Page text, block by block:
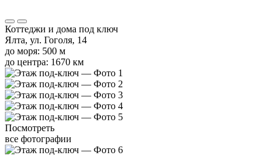
Коттеджи и дома под ключ
Ялта, ул. Гоголя, 14
до моря: 500 м
до центра: 1670 км
Посмотреть
все фотографии